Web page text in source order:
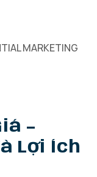
MARKETING
–
Lợi Ích